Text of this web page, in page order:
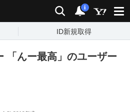
検索 通知
i
ID新規取得
「んー最高」のユーザー